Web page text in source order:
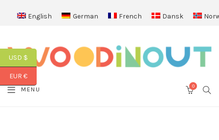
English German French Dansk
MENU 0
USD $
EUR €